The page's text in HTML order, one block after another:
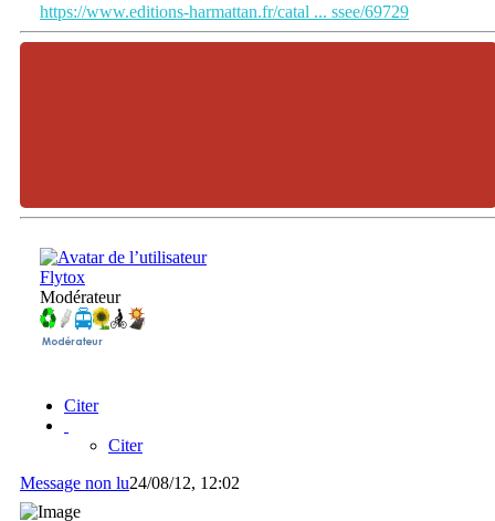
https://www.editions-harmattan.fr/catal ... ssee/69729
Flytox
Modérateur
Citer
Citer
Message non lu24/08/12, 12:02